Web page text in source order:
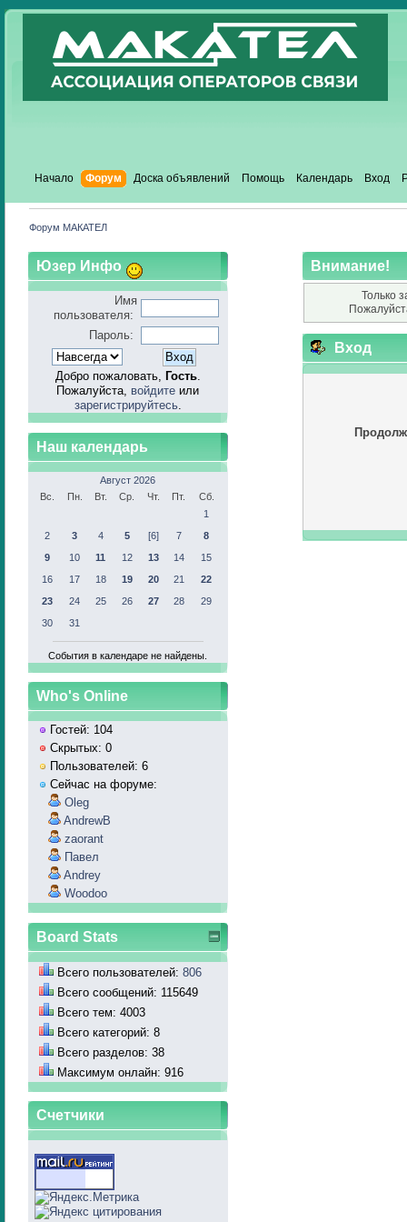
Начало Форум Доска объявлений Помощь Календарь Вход
Форум МАКАТЕЛ
Юзер Инфо
Имя
пользователя:
Пароль:
Добро пожаловать, Гость.
Пожалуйста, войдите или
зарегистрируйтесь.
Наш календарь
Август 2026
Вс.
Пн. Вт. Ср. Чт. Пт.
Сб.
1
2
3 4 5 [6] 7
8
9
10 11 12 13 14
15
16
17 18 19 20 21
22
23
24 25 26 27 28
29
30
31
События в календаре не найдены.
Who's Online
Гостей: 104
Скрытых: 0
Пользователей: 6
Сейчас на форуме:
Oleg
AndrewB
zaorant
Павел
Andrey
Woodoo
Board Stats
Всего пользователей: 806
Всего сообщений: 115649
Всего тем: 4003
Всего категорий: 8
Всего разделов: 38
Максимум онлайн: 916
Счетчики
Внимание!
Только
Вход